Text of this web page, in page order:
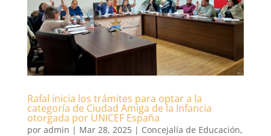
Rafal inicia los trámites para optar a la
categoría de Ciudad Amiga de la Infancia
otorgada por UNICEF España
por admin | Mar 28, 2025| Concejalía de Educación,